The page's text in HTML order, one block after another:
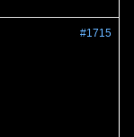
#1715